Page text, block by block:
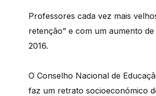
Professores cada vez mais
retenção” e com um aumento
2016.
O Conselho Nacional de
faz um retrato socioeconómico